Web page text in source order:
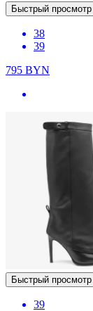
Быстрый просмотр
38
39
795 BYN
Быстрый просмотр
39